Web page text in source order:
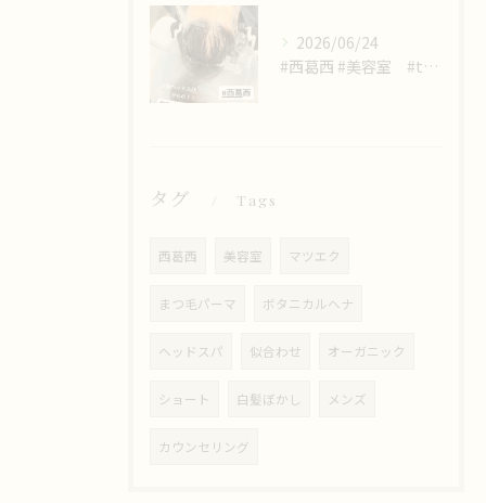
2026/06/24
#西葛西 #美容室 #trinity #頭浸浴が出来る店
タグ Tags
西葛西 美容室 マツエク
まつ毛パーマ ボタニカルヘナ
ヘッドスパ 似合わせ オーガニック
ショート 白髪ぼかし メンズ
カウンセリング